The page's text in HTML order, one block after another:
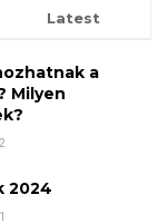
Latest
a
Milyen
2024